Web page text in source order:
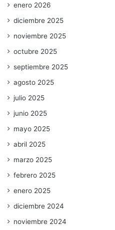
enero 2026
diciembre 2025
noviembre 2025
octubre 2025
septiembre 2025
agosto 2025
julio 2025
junio 2025
mayo 2025
abril 2025
marzo 2025
febrero 2025
enero 2025
diciembre 2024
noviembre 2024